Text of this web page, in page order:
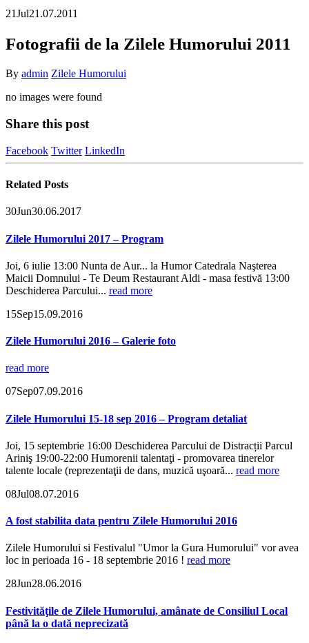
21Jul21.07.2011
Fotografii de la Zilele Humorului 2011
By admin Zilele Humorului
no images were found
Share this post
Facebook Twitter LinkedIn
Related Posts
30Jun30.06.2017
Zilele Humorului 2017 – Program
Joi, 6 iulie 13:00 Nunta de Aur... la Humor Catedrala Naşterea
Maicii Domnului - Te Deum Restaurant Aldi - masa festivă 13:00
Deschiderea Parcului... read more
15Sep15.09.2016
Zilele Humorului 2016 – Galerie foto
read more
07Sep07.09.2016
Zilele Humorului 15-18 sep 2016 – Program detaliat
Joi, 15 septembrie 16:00 Deschiderea Parcului de Distracții Parcul
Ariniş 19:00-22:00 Humorenii talentaţi - promovarea tinerelor
talente locale (reprezentaţii de dans, muzică uşoară... read more
08Jul08.07.2016
A fost stabilita data pentru Zilele Humorului 2016
Zilele Humorului si Festivalul "Umor la Gura Humorului" vor avea
loc in perioada 16 - 18 septembrie 2016 ! read more
28Jun28.06.2016
Festivităţile de Zilele Humorului, amânate de Consiliul Local
până la o dată neprecizată